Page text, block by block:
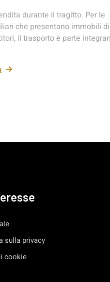
durante il tragitto. Per le
che presentano immobili di
il trasporto è parte
sulla privacy
cookie